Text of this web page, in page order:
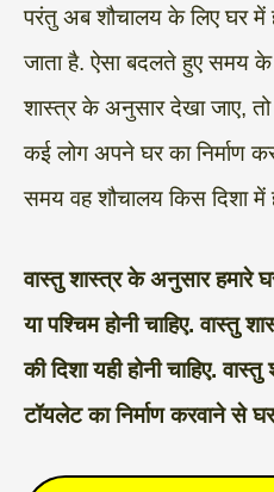
परंतु अब शौचालय के लिए घर में
जाता है. ऐसा बदलते हुए समय
शास्त्र के अनुसार देखा जाए,
कई लोग अपने घर का निर्माण
समय वह शौचालय किस दिशा में
वास्तु शास्त्र के अनुसार हमारे
या पश्चिम होनी चाहिए. वास्तु
की दिशा यही होनी चाहिए.
टॉयलेट का निर्माण करवाने से